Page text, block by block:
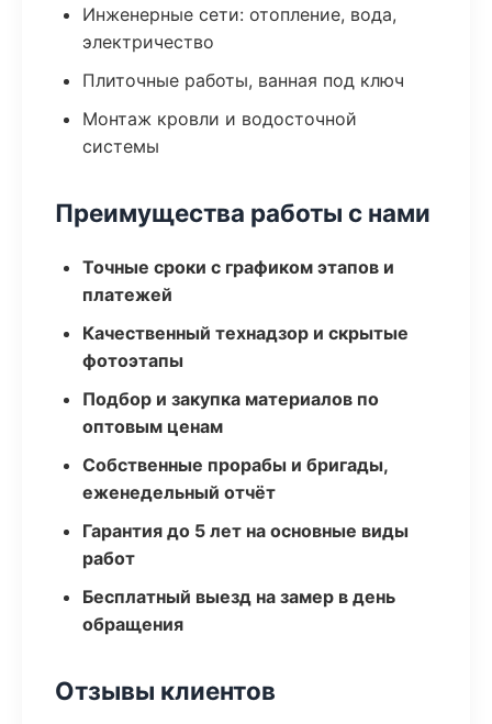
Инженерные сети: отопление, вода,
электричество
Плиточные работы, ванная под ключ
Монтаж кровли и водосточной
системы
Преимущества работы с нами
Точные сроки с графиком этапов и
платежей
Качественный технадзор и скрытые
фотоэтапы
Подбор и закупка материалов по
оптовым ценам
Собственные прорабы и бригады,
еженедельный отчёт
Гарантия до 5 лет на основные виды
работ
Бесплатный выезд на замер в день
обращения
Отзывы клиентов